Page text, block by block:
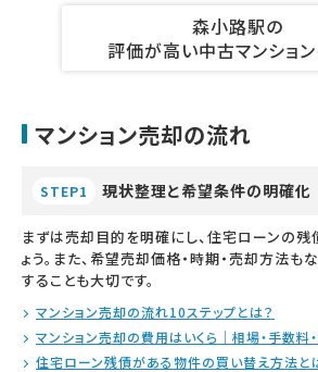
森小路駅の
評価が高い中古マンショ
マンション売却の流れ
STEP1 現状整理と希望条件の明確化
まずは売却目的を明確にし、住宅ローンの残
ょう。また、希望売却価格・時期・売却方法
することも大切です。
マンション売却の流れ10ステップとは？
マンション売却の費用はいくら｜相場・手数料
住宅ローン残債がある物件の買い替え方法と